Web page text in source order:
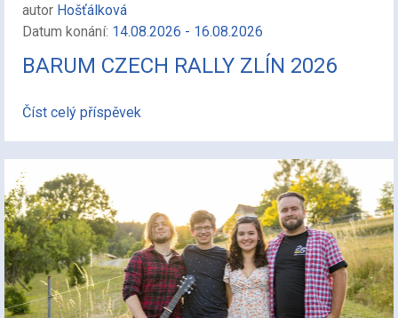
autor Hošťálková
Datum konání: 14.08.2026 - 16.08.2026
BARUM CZECH RALLY ZLÍN 2026
Číst celý příspěvek